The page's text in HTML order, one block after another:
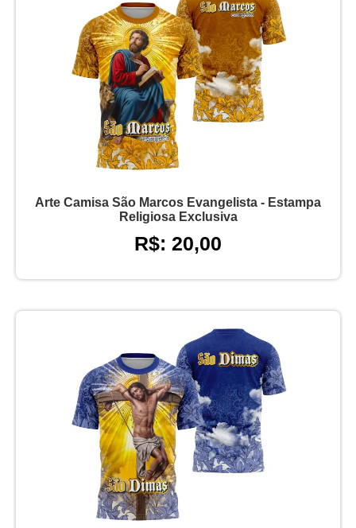
Arte Camisa São Marcos Evangelista - Estampa
Religiosa Exclusiva
R$: 20,00